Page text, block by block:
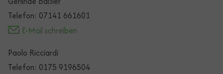
Telefon: 07141 661601
E-Mail schreiben
Paolo Ricciardi
Telefon: 0175 9196504